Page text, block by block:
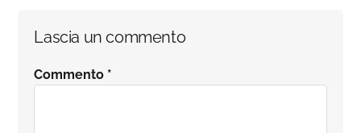
Interazioni
del
Lascia un commento
Commento *